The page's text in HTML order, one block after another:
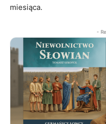
miesiąca.
-